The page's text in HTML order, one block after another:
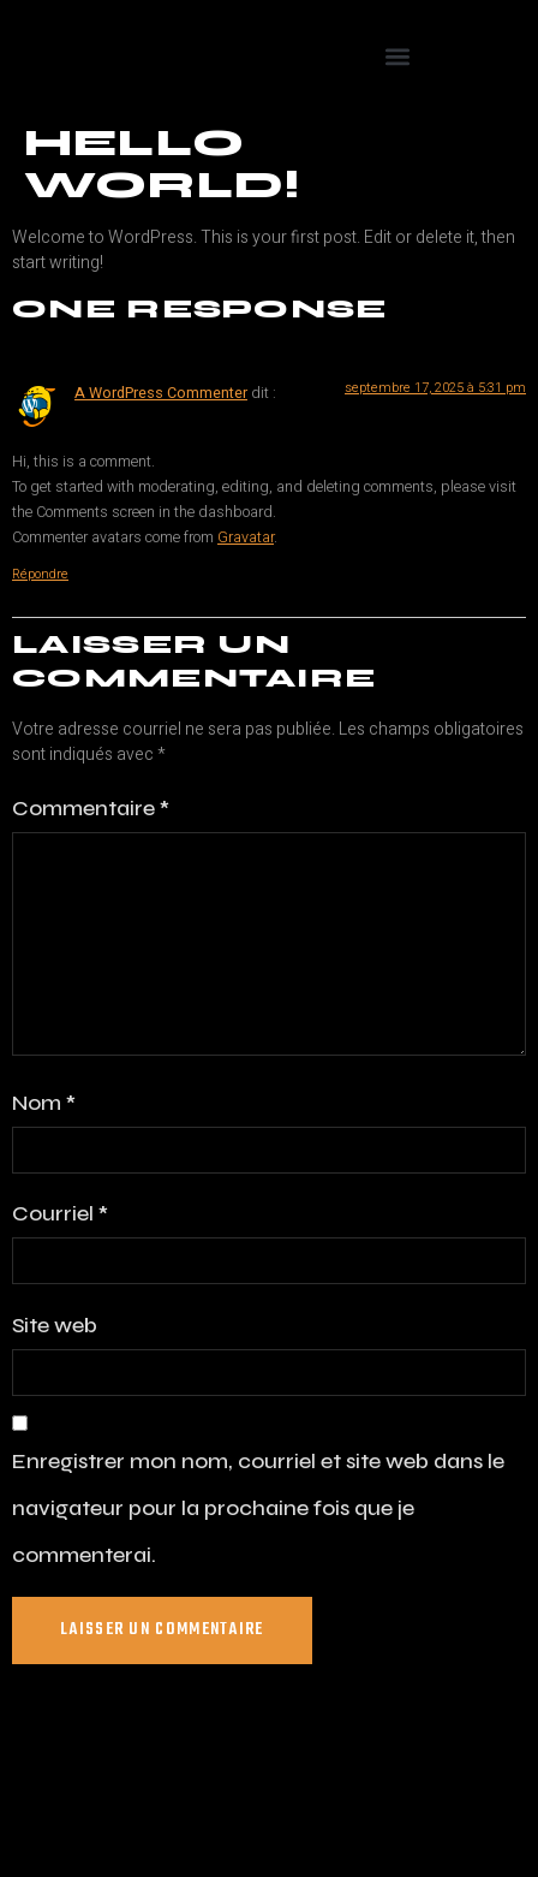
HELLO
WORLD!
Welcome to WordPress. This is your first post. Edit or delete it, then
start writing!
ONE RESPONSE
A WordPress Commenter dit : septembre 17, 2025 à 5:31 pm
Hi, this is a comment.
To get started with moderating, editing, and deleting comments, please visit
the Comments screen in the dashboard.
Commenter avatars come from Gravatar.
Répondre
LAISSER UN
COMMENTAIRE
Votre adresse courriel ne sera pas publiée. Les champs obligatoires
sont indiqués avec*
Commentaire*
Nom *
Courriel *
Site web
Enregistrer mon nom, courriel et site web dans le
navigateur pour la prochaine fois que je
commenterai.